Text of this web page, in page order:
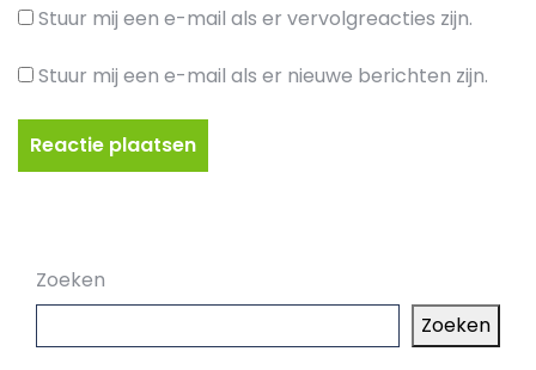
Stuur mij een e-mail als er vervolgreacties zijn.
Stuur mij een e-mail als er nieuwe berichten zijn.
Zoeken
Zoeken